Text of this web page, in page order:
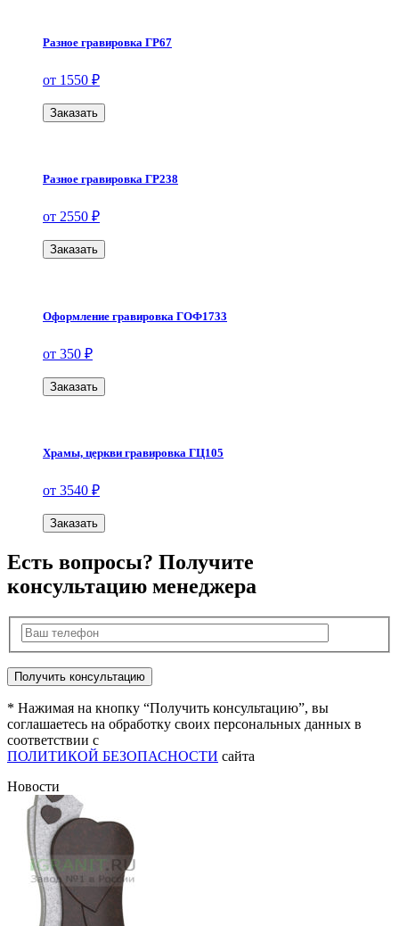
Разное гравировка ГР67
от 1550 ₽
Заказать
Разное гравировка ГР238
от 2550 ₽
Заказать
Оформление гравировка ГОФ1733
от 350 ₽
Заказать
Храмы, церкви гравировка ГЦ105
от 3540 ₽
Заказать
Есть вопросы? Получите
консультацию менеджера
* Нажимая на кнопку “Получить консультацию”, вы
соглашаетесь на обработку своих персональных данных в
соответствии с
ПОЛИТИКОЙ БЕЗОПАСНОСТИ сайта
Новости